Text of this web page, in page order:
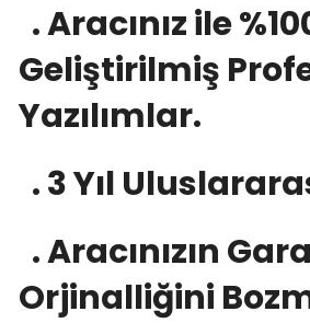
. Aracınız ile
Geliştirilmiş
Yazılımlar.
. 3 Yıl
. Aracınızın
Orjinalliğini